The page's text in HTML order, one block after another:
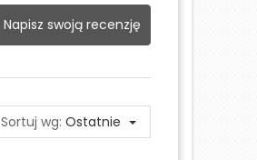
Napisz swoją recenzję
Sortuj wg: Ostatnie